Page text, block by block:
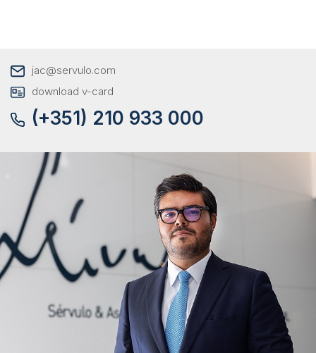
jac@servulo.com
download v-card
(+351) 210 933 000